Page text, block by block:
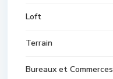
Loft
Terrain
Bureaux et Commerces